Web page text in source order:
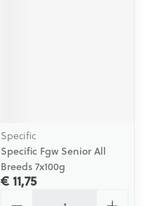
Specific
Specific Fgw Senior All
Breeds 7x100g
€ 11,75